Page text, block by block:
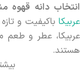
انتخاب دانه قهوه
عربیکا باکیفیت و
عربیکا، عطر و طعم
هستند.